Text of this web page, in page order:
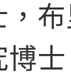
，
博